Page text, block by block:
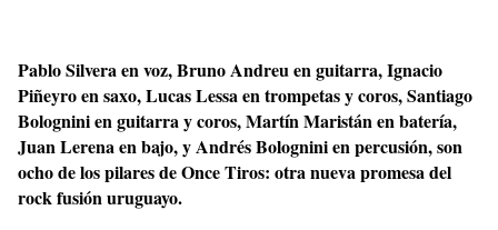
Pablo Silvera en voz, Bruno Andreu en guitarra, Ignacio
Piñeyro en saxo, Lucas Lessa en trompetas y coros, Santiago
Bolognini en guitarra y coros, Martín Maristán en batería,
Juan Lerena en bajo, y Andrés Bolognini en percusión, son
ocho de los pilares de Once Tiros: otra nueva promesa del
rock fusión uruguayo.